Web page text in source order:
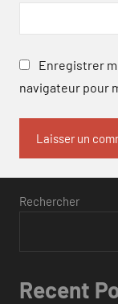
Enregistrer
navigateur pour
Rechercher
Recent